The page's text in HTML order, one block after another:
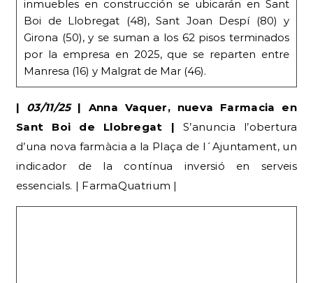
inmuebles en construcción se ubicarán en Sant
Boi de Llobregat (48), Sant Joan Despí (80) y
Girona (50), y se suman a los 62 pisos terminados
por la empresa en 2025, que se reparten entre
Manresa (16) y Malgrat de Mar (46).
| 03/11/25| Anna Vaquer, nueva Farmacia en
Sant Boi de Llobregat |S’anuncia l’obertura
d’una nova farmàcia a la Plaça de l´Ajuntament, un
indicador de la contínua inversió en serveis
essencials. | FarmaQuatrium |